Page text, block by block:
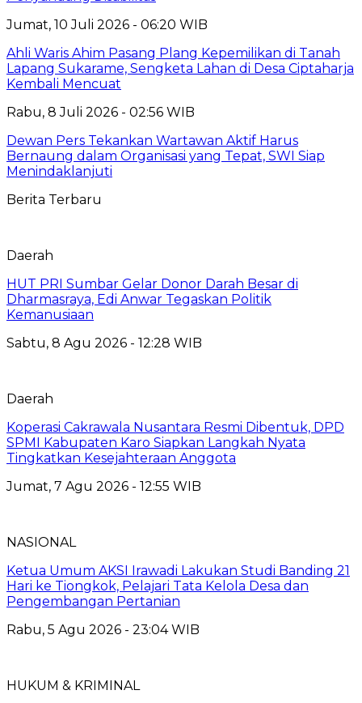
Jumat, 10 Juli 2026 - 06:20 WIB
Ahli Waris Ahim Pasang Plang Kepemilikan di Tanah
Lapang Sukarame, Sengketa Lahan di Desa Ciptaharja
Kembali Mencuat
Rabu, 8 Juli 2026 - 02:56 WIB
Dewan Pers Tekankan Wartawan Aktif Harus
Bernaung dalam Organisasi yang Tepat, SWI Siap
Menindaklanjuti
Berita Terbaru
Daerah
HUT PRI Sumbar Gelar Donor Darah Besar di
Dharmasraya, Edi Anwar Tegaskan Politik
Kemanusiaan
Sabtu, 8 Agu 2026 - 12:28 WIB
Daerah
Koperasi Cakrawala Nusantara Resmi Dibentuk, DPD
SPMI Kabupaten Karo Siapkan Langkah Nyata
Tingkatkan Kesejahteraan Anggota
Jumat, 7 Agu 2026 - 12:55 WIB
NASIONAL
Ketua Umum AKSI Irawadi Lakukan Studi Banding 21
Hari ke Tiongkok, Pelajari Tata Kelola Desa dan
Pengembangan Pertanian
Rabu, 5 Agu 2026 - 23:04 WIB
HUKUM & KRIMINAL